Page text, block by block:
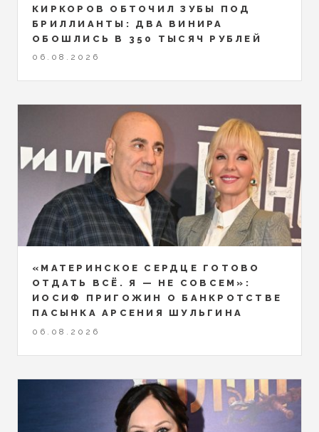
КИРКОРОВ ОБТОЧИЛ ЗУБЫ ПОД
БРИЛЛИАНТЫ: ДВА ВИНИРА
ОБОШЛИСЬ В 350 ТЫСЯЧ РУБЛЕЙ
06.08.2026
«МАТЕРИНСКОЕ СЕРДЦЕ ГОТОВО
ОТДАТЬ ВСЁ. Я — НЕ СОВСЕМ»:
ИОСИФ ПРИГОЖИН О БАНКРОТСТВЕ
ПАСЫНКА АРСЕНИЯ ШУЛЬГИНА
06.08.2026